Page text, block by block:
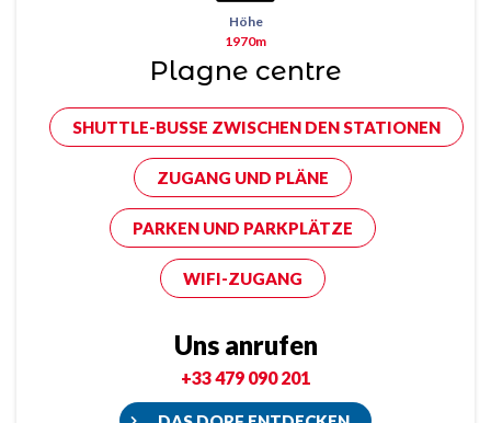
Höhe
1970m
Plagne centre
SHUTTLE-BUSSE ZWISCHEN DEN STATIONEN
ZUGANG UND PLÄNE
PARKEN UND PARKPLÄTZE
WIFI-ZUGANG
Uns anrufen
+33 479 090 201